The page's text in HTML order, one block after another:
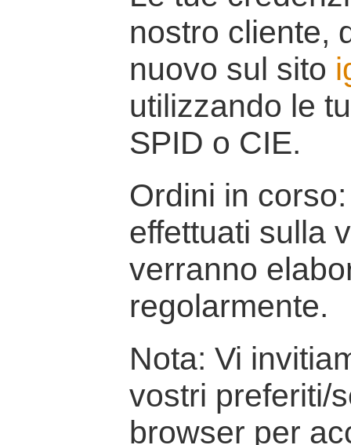
nostro cliente,
nuovo sul sito
utilizzando le
SPID o CIE.
Ordini in
effettuati sulla
verranno
regolarmente.
Nota: Vi
vostri preferiti/
browser per